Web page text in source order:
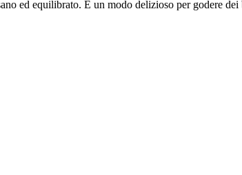
ed equilibrato. È un modo delizioso per godere